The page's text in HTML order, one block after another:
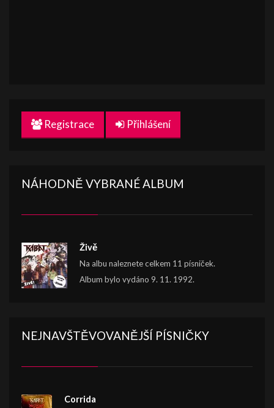
Registrace Přihlášení
NÁHODNĚ VYBRANÉ ALBUM
Živě
Na albu naleznete celkem 11 písniček.
Album bylo vydáno 9. 11. 1992.
NEJNAVŠTĚVOVANĚJŠÍ PÍSNIČKY
Corrida